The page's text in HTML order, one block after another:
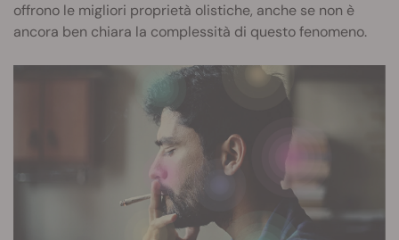
offrono le migliori proprietà olistiche, anche se non è
ancora ben chiara la complessità di questo fenomeno.